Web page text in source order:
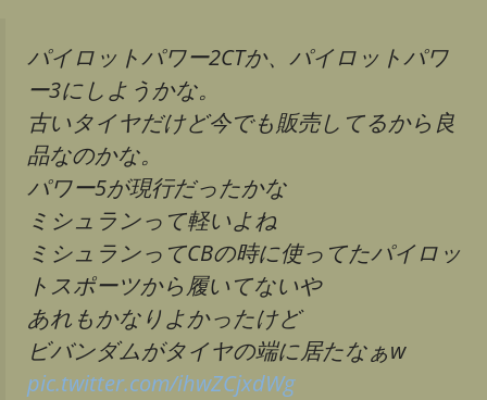
パイロットパワー2CTか、パイロットパワ
ー3にしようかな。
古いタイヤだけど今でも販売してるから良
品なのかな。
パワー5が現行だったかな
ミシュランって軽いよね
ミシュランってCBの時に使ってたパイロッ
トスポーツから履いてないや
あれもかなりよかったけど
ビバンダムがタイヤの端に居たなぁw
pic.twitter.com/ihwZCjxdWg